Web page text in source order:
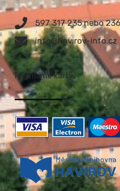
597 317 235 nebo
info@havirov-info.cz
Přijímáme karty